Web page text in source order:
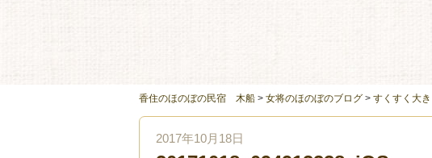
香住のほのぼの民宿 木船 > 女将のほのぼのブログ > すくすく大
2017年10月18日